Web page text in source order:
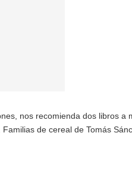
nos recomienda dos libros a
de cereal de Tomás